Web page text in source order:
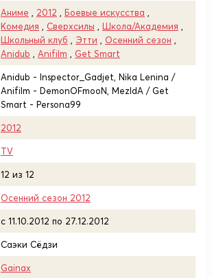
Аниме 2012 Боевые искусства
Комедия
Сверхсилы Школа/Академия
Школьный клуб
Этти Осенний сезон
Anidub
Anifilm Get Smart
Anidub - Inspector_Gadjet, Nika Lenina /
Anifilm - DemonOFmooN, MezIdA / Get
Smart - Persona99
2012
TV
12 из 12
Осенний сезон 2012
c 11.10.2012 по 27.12.2012
Саэки Сёдзи
Gainax